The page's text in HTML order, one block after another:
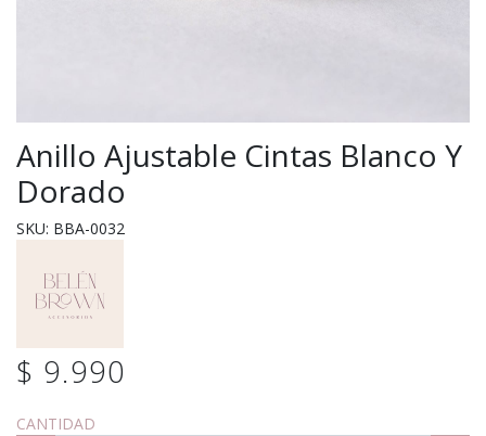
Anillo Ajustable Cintas Blanco Y
Dorado
SKU: BBA-0032
$ 9.990
CANTIDAD